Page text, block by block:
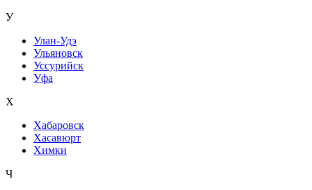
У
Улан-Удэ
Ульяновск
Уссурийск
Уфа
Х
Хабаровск
Хасавюрт
Химки
Ч